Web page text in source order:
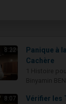
8:22
Panique à
Cachère
8:07
Vérifier les